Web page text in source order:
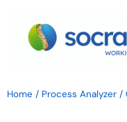
contenuto
Home / Process Analyzer /